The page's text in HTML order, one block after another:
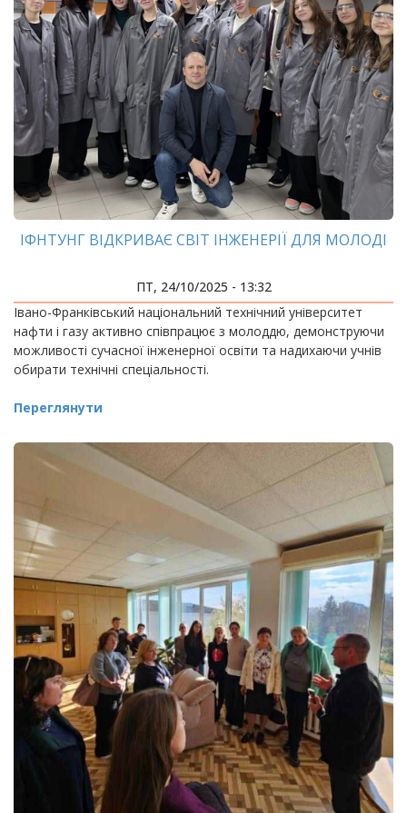
ІФНТУНГ ВІДКРИВАЄ СВІТ ІНЖЕНЕРІЇ ДЛЯ МОЛОДІ
ПТ, 24/10/2025 - 13:32
Івано-Франківський національний технічний університет
нафти і газу активно співпрацює з молоддю, демонструючи
можливості сучасної інженерної освіти та надихаючи учнів
обирати технічні спеціальності.
Переглянути